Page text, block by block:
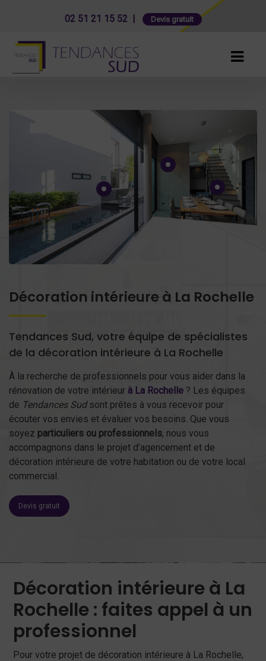
02 51 21 15 52 | Devis gratuit
Décoration intérieure à La Rochelle
Tendances Sud, votre équipe de spécialistes
de la décoration intérieure à La Rochelle
À la recherche de professionnels pour vous aider dans la
rénovation de votre intérieur à La Rochelle ? Les équipes
de Tendances Sudsont prêtes à vous recevoir pour
écouter vos envies et évaluer vos besoins. Que vous
soyez particuliers ou professionnels, nous vous
accompagnons dans le projet d’agencement et de
décoration intérieure de votre habitation ou de votre local
commercial.
Devis gratuit
Décoration intérieure à La
Rochelle : faites appel à un
professionnel
Pour votre projet de décoration intérieure à La Rochelle,